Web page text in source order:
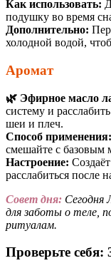
Как использовать:
подушку во время
Дополнительно:
холодной водой,
Аромат
🌿 Эфирное масло
систему и
шеи и плеч.
Способ применения:
смешайте с базовым
Настроение:
расслабиться после
Совет дня: Сегодня
для заботы о теле,
ритуалам.
Проверьте себя: